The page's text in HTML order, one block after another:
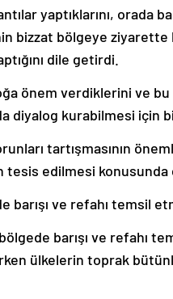
yaptıklarını, orada
bizzat bölgeye
dile getirdi.
önem verdiklerini ve
diyalog kurabilmesi için
tartışmasının
tesis edilmesi
barışı ve refahı temsil
barışı ve refahı
ülkelerin toprak